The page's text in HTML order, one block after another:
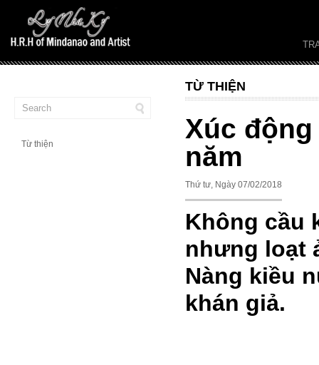
Từ thiện
TỪ THIỆN
Xúc
năm
Thứ tư, Ngày 07/02/2018
Không cầu
nhưng loạt
Nàng kiều
khán giả.